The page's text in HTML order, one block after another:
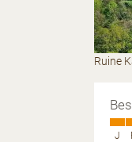
Ruine
J